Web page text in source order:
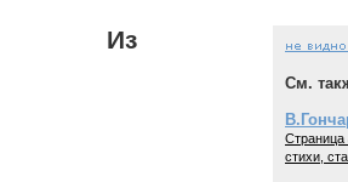
См.
Страница
стихи,
Из